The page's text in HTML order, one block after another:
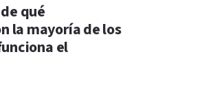
qué
la mayoría de los
el